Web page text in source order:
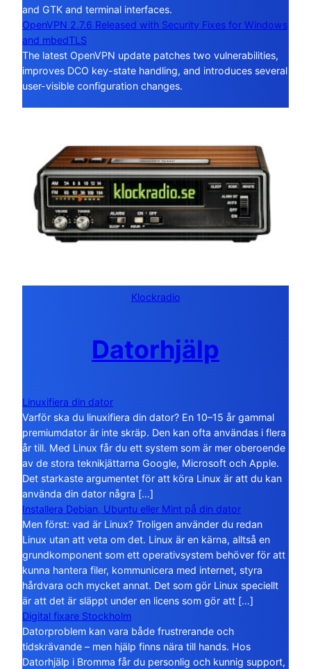
and GTK and terminal interfaces.
OpenVPN 2.7.6 Released with Security Fixes for Windows
and mbedTLS
The latest OpenVPN update patches two vulnerabilities,
improves DCO key-state handling, and introduces several
user-visible configuration changes.
Klockradio
Datorhjälp
Linuxifiera din dator
Varför ska du linuxifiera din dator? En 10–15 år gammal
premiumdator är inte skräp. Den kan ofta användas i flera
år till. Med Linux får du ett system som är mer oberoende
av de stora teknikjättarna Google, Microsoft och Apple.
Det starkaste argumentet för att köra Linux är att du kan
använda din dator några […]
Installera Debian, Ubuntu eller Mint på din dator
Men först: vad är Linux? Troligen använder du redan
Linux utan att veta om det. Linux är en kärna, alltså en
grundkomponent som ett operativsystem behöver för att
kunna hantera filer, kommunicera med internet, styra
hårdvara och mycket annat. Det som gör Linux speciellt
är att det är släppt under en licens som gör att […]
Digital fixare Stockholm
Datorproblem kan vara både frustrerande och
tidskrävande – men hjälp finns nära till hands. Hos
Datorhjälp i Bromma får du personlig och kunnig support,